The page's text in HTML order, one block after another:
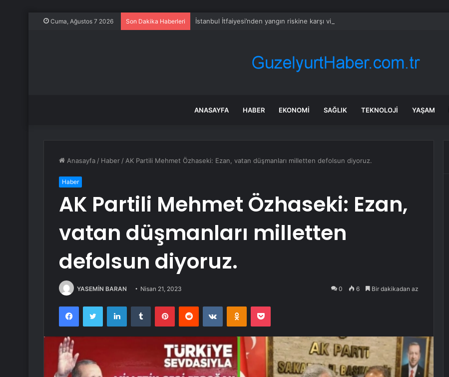
Cuma, Ağustos 7 2026 Son Dakika Haberleri İstanbul İtfaiyesi’nden yangın riskine karşı videolu uyarı
ANASAYFA HABER EKONOMI SAĞLIK TEKNOLOJI YAŞAM
Anasayfa / Haber / AK Partili Mehmet Özhaseki: Ezan, vatan düşmanları milletten defolsun diyoruz.
Haber
AK Partili Mehmet Özhaseki: Ezan,
vatan düşmanları milletten
defolsun diyoruz.
YASEMİN BARAN Nisan 21, 2023 0 6 Bir dakikadan az
FacebookTwitter LinkedInTumblr PinterestReddit VKontakteOdnoklassniki
Pocket